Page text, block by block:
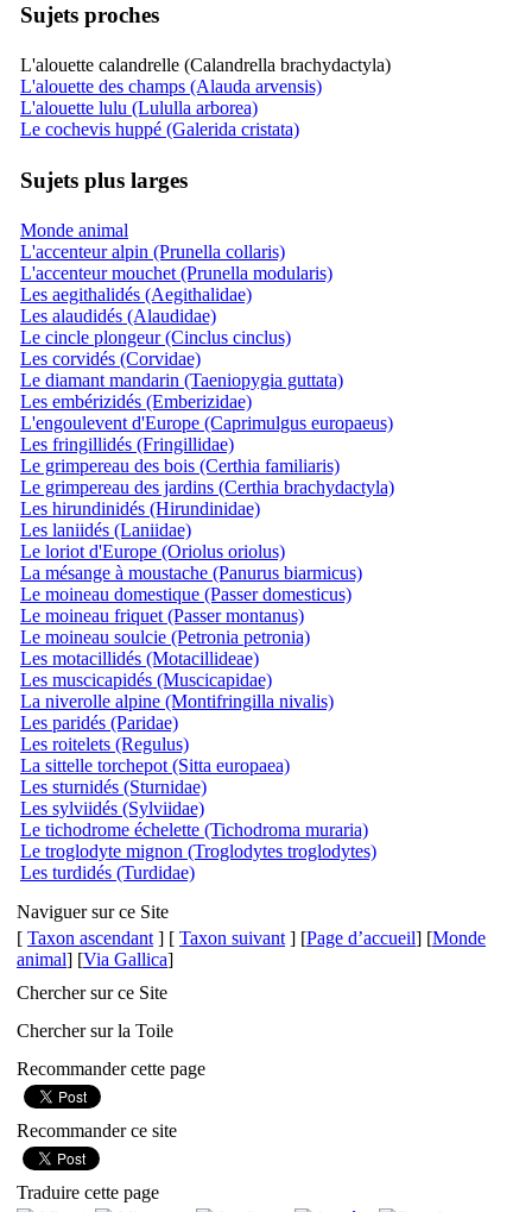
Sujets proches
L'alouette calandrelle (Calandrella brachydactyla)
L'alouette des champs (Alauda arvensis)
L'alouette lulu (Lululla arborea)
Le cochevis huppé (Galerida cristata)
Sujets plus larges
Monde animal
L'accenteur alpin (Prunella collaris)
L'accenteur mouchet (Prunella modularis)
Les aegithalidés (Aegithalidae)
Les alaudidés (Alaudidae)
Le cincle plongeur (Cinclus cinclus)
Les corvidés (Corvidae)
Le diamant mandarin (Taeniopygia guttata)
Les embérizidés (Emberizidae)
L'engoulevent d'Europe (Caprimulgus europaeus)
Les fringillidés (Fringillidae)
Le grimpereau des bois (Certhia familiaris)
Le grimpereau des jardins (Certhia brachydactyla)
Les hirundinidés (Hirundinidae)
Les laniidés (Laniidae)
Le loriot d'Europe (Oriolus oriolus)
La mésange à moustache (Panurus biarmicus)
Le moineau domestique (Passer domesticus)
Le moineau friquet (Passer montanus)
Le moineau soulcie (Petronia petronia)
Les motacillidés (Motacillideae)
Les muscicapidés (Muscicapidae)
La niverolle alpine (Montifringilla nivalis)
Les paridés (Paridae)
Les roitelets (Regulus)
La sittelle torchepot (Sitta europaea)
Les sturnidés (Sturnidae)
Les sylviidés (Sylviidae)
Le tichodrome échelette (Tichodroma muraria)
Le troglodyte mignon (Troglodytes troglodytes)
Les turdidés (Turdidae)
Naviguer sur ce Site
[ Taxon ascendant ] [ Taxon suivant ] [Page d’accueil] [Monde
animal] [Via Gallica]
Chercher sur ce Site
Chercher sur la Toile
Recommander cette page
Recommander ce site
Traduire cette page